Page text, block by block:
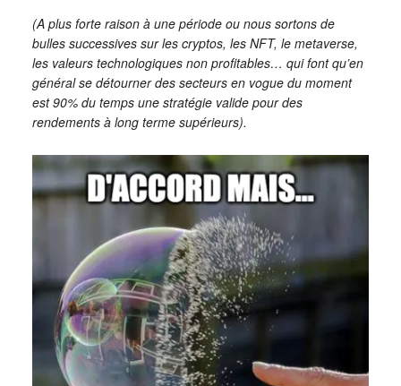
(A plus forte raison à une période ou nous sortons de
bulles successives sur les cryptos, les NFT, le metaverse,
les valeurs technologiques non profitables… qui font qu’en
général se détourner des secteurs en vogue du moment
est 90% du temps une stratégie valide pour des
rendements à long terme supérieurs).